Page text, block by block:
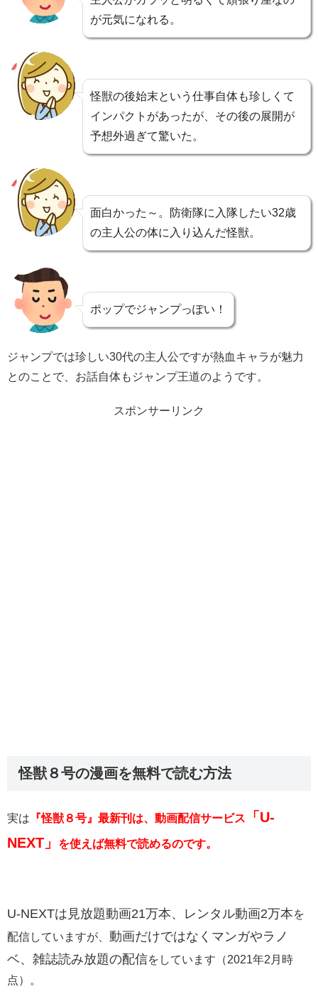
が元気になれる。
怪獣の後始末という仕事自体も珍しくて
インパクトがあったが、その後の展開が
予想外過ぎて驚いた。
面白かった～。防衛隊に入隊したい32歳
の主人公の体に入り込んだ怪獣。
ポップでジャンプっぽい！
ジャンプでは珍しい30代の主人公ですが熱血キャラが魅力
とのことで、お話自体もジャンプ王道のようです。
スポンサーリンク
怪獣８号の漫画を無料で読む方法
実は 『怪獣８号』最新刊は、動画配信サービス
「U-
NEXT」
を使えば無料で読めるのです。
U-NEXTは 見放題動画21万本、レンタル動画2万本を
配信していますが、 動画だけではなくマンガやラノ
ベ、雑誌読み放題の配信をしています（2021年2月時
点）。